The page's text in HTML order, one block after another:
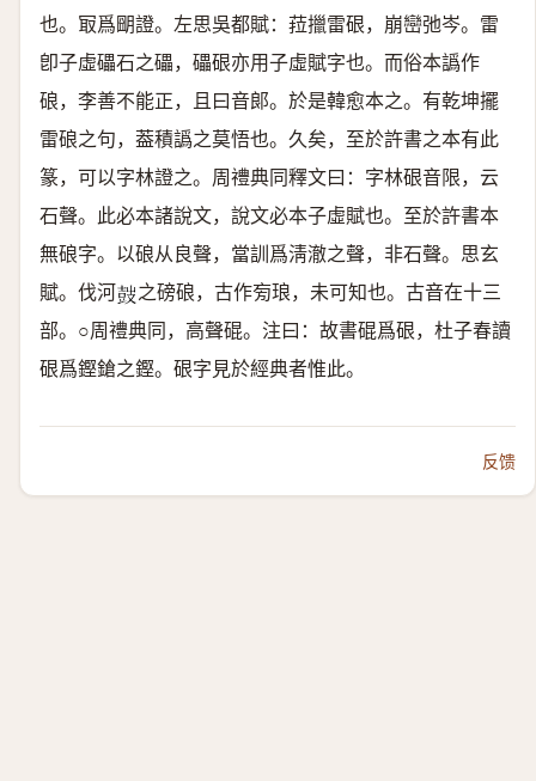
也。冣爲朙證。左思吳都賦：菈擸雷硍，崩巒弛岑。雷
卽子虛礧石之礧，礧硍亦用子虛賦字也。而俗本譌作
硠，李善不能正，且曰音郞。於是韓愈本之。有乾坤擺
雷硠之句，葢積譌之莫悟也。久矣，至於許書之本有此
篆，可以字林證之。周禮典同釋文曰：字林硍音限，云
石聲。此必本諸說文，說文必本子虛賦也。至於許書本
無硠字。以硠从良聲，當訓爲淸澈之聲，非石聲。思玄
賦。伐河𡔷 之磅硠，古作㫄琅，未可知也。古音在十三
部。○周禮典同，高聲䃂。注曰：故書䃂爲硍，杜子春讀
硍爲鏗鎗之鏗。硍字見於經典者惟此。
反馈